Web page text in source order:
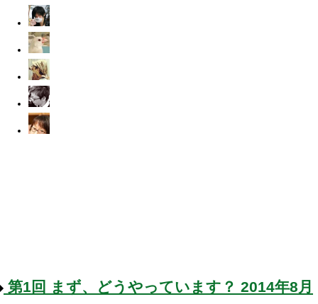
第1回 まず、どうやっています？ 2014年8月